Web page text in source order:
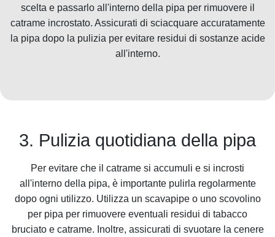
scelta e passarlo all'interno della pipa per rimuovere il
catrame incrostato. Assicurati di sciacquare accuratamente
la pipa dopo la pulizia per evitare residui di sostanze acide
all'interno.
3. Pulizia quotidiana della pipa
Per evitare che il catrame si accumuli e si incrosti
all'interno della pipa, è importante pulirla regolarmente
dopo ogni utilizzo. Utilizza un scavapipe o uno scovolino
per pipa per rimuovere eventuali residui di tabacco
bruciato e catrame. Inoltre, assicurati di svuotare la cenere